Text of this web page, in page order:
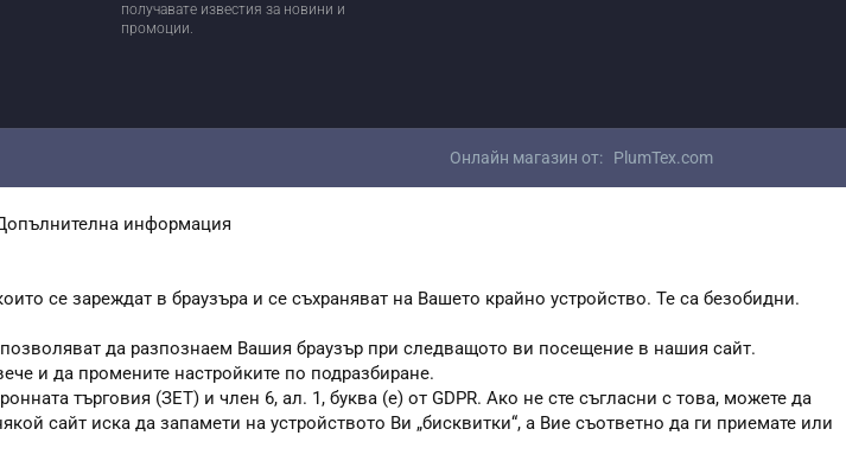
получавате известия за новини и
промоции.
Онлайн магазин от: PlumTex.com
информация
се зареждат в браузъра и се съхраняват на Вашето крайно устройство. Те са безобидни.
да разпознаем Вашия браузър при следващото ви посещение в нашия сайт.
и да промените настройките по подразбиране.
търговия (ЗЕТ) и член 6, ал. 1, буква (е) от GDPR. Ако не сте съгласни с това, можете да
сайт иска да запамети на устройството Ви „бисквитки“, а Вие съответно да ги приемате или